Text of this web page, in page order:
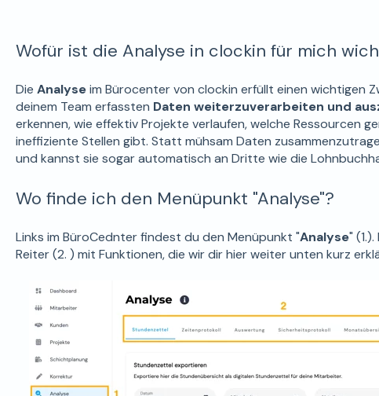
Wofür ist die Analyse in clockin für mich
Die Analyseim Bürocenter von clockin erfüllt einen wichtigen
deinem Team erfassten Daten weiterzuverarbeiten und
erkennen, wie effektiv Projekte verlaufen, welche Ressourcen
ineffiziente Stellen gibt. Statt mühsam Daten
und kannst sie sogar automatisch an Dritte wie die
Wo finde ich den Menüpunkt "Analyse"?
Links im BüroCednter findest du den Menüpunkt "Analyse"
Reiter (2. ) mit Funktionen, die wir dir hier weiter unten kurz